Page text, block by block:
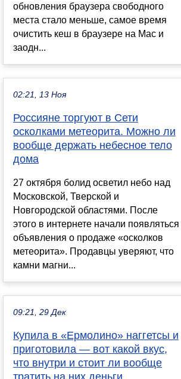
обновления браузера свободного
места стало меньше, самое время
очистить кеш в браузере на Mac и
заодн...
02:21, 13 Ноя
Россияне торгуют в Сети
осколками метеорита. Можно ли
вообще держать небесное тело
дома
27 октября болид осветил небо над
Московской, Тверской и
Новгородской областями. После
этого в интернете начали появляться
объявления о продаже «осколков
метеорита». Продавцы уверяют, что
камни магни...
09:21, 29 Дек
Купила в «Ермолино» наггетсы и
приготовила — вот какой вкус,
что внутри и стоит ли вообще
тратить на них деньги